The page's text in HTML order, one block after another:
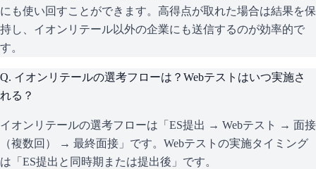
にも使い回すことができます。高得点が取れた場合は結果を保
持し、イオンリテール以外の企業にも送信するのが効率的で
す。
Q. イオンリテールの選考フローは？Webテストはいつ実施さ
れる？
イオンリテールの選考フローは「ES提出 → Webテスト → 面接
（複数回） → 最終面接」です。Webテストの実施タイミング
は「ES提出と同時期または提出後」です。